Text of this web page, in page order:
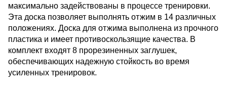
максимально задействованы в процессе тренировки.
Эта доска позволяет выполнять отжим в 14 различных
положениях. Доска для отжима выполнена из прочного
пластика и имеет противоскользящие качества. В
комплект входят 8 прорезиненных заглушек,
обеспечивающих надежную стойкость во время
усиленных тренировок.